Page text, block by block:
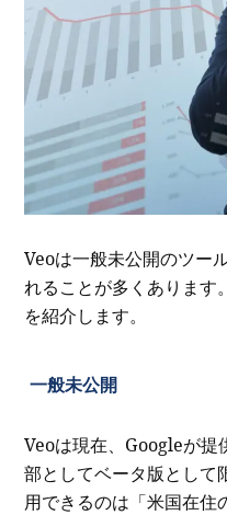
Veoは一般未公開のツー
れることが多くあります
を紹介します。
一般未公開
Veoは現在、Googleが
部としてベータ版として
用できるのは「米国在住